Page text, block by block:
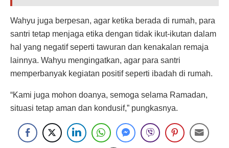
Wahyu juga berpesan, agar ketika berada di rumah, para
santri tetap menjaga etika dengan tidak ikut-ikutan dalam
hal yang negatif seperti tawuran dan kenakalan remaja
lainnya. Wahyu mengingatkan, agar para santri
memperbanyak kegiatan positif seperti ibadah di rumah.
“Kami juga mohon doanya, semoga selama Ramadan,
situasi tetap aman dan kondusif,” pungkasnya.